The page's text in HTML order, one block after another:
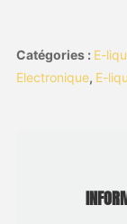
Catégories : E-
Electronique, E-